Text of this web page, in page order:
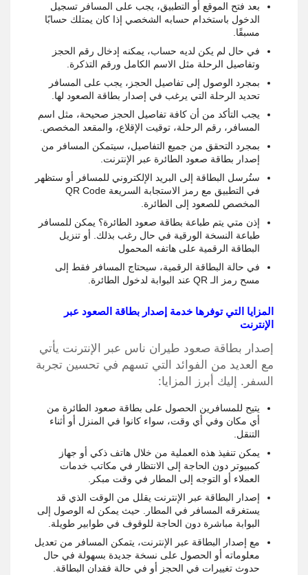
بعد فتح الموقع أو التطبيق، يجب على المسافر تسجيل
الدخول باستخدام حسابه الشخصي إذا كان يمتلك حسابًا
مسبقًا.
في حال لم يكن لديه حساب، يمكنه إدخال رقم الحجز
وتفاصيل الرحلة مثل الاسم الكامل ورقم التذكرة.
بمجرد الوصول إلى تفاصيل الحجز، يجب على المسافر
تحديد الرحلة التي يرغب في إصدار بطاقة الصعود لها.
يجب التأكد من أن كافة تفاصيل الحجز صحيحة، مثل اسم
المسافر، رقم الرحلة، توقيت الإقلاع، والمقعد المخصص.
بمجرد التحقق من جميع التفاصيل، سيتمكن المسافر من
إصدار بطاقة صعود الطائرة عبر الإنترنت.
ستُرسل البطاقة إلى البريد الإلكتروني للمسافر أو ستظهر
في التطبيق مع رمز الاستجابة السريعة QR Code
المخصص للصعود إلى الطائرة.
إذن متي يتم طباعة بطاقة صعود الطائرة؟ يمكن للمسافر
طباعة النسخة الورقية في حال رغب بذلك. أو تنزيل
البطاقة الرقمية على هاتفه المحمول
في حالة البطاقة الرقمية، سيحتاج المسافر فقط إلى
مسح رمز الـ QR عند البوابة لدخول الطائرة.
المزايا التي توفرها خدمة إصدار بطاقة الصعود عبر
الإنترنت
إصدار بطاقة صعود طيران ناس عبر الإنترنت يأتي
مع العديد من الفوائد التي تسهم في تحسين تجربة
السفر. إليك أبرز المزايا:
يتيح للمسافرين الحصول على بطاقة صعود الطائرة من
أي مكان وفي أي وقت، سواء كانوا في المنزل أو أثناء
التنقل.
يمكن تنفيذ هذه العملية من خلال هاتف ذكي أو جهاز
كمبيوتر دون الحاجة إلى الانتظار في مكاتب خدمات
العملاء أو التوجه إلى المطار في وقت مبكر.
إصدار البطاقة عبر الإنترنت يقلل من الوقت الذي قد
يستغرقه المسافر في المطار. حيث يمكن له الوصول إلى
البوابة مباشرة دون الحاجة للوقوف في طوابير طويلة.
مع إصدار البطاقة عبر الإنترنت، يتمكن المسافر من تعديل
معلوماته أو الحصول على نسخة جديدة بسهولة في حال
حدوث تغييرات في الحجز أو في حالة فقدان البطاقة.